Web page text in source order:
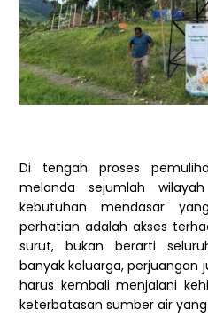
Di tengah proses
melanda sejumlah
kebutuhan mendasar
perhatian adalah akses
surut, bukan berarti
banyak keluarga, perjuangan
harus kembali menjalani
keterbatasan sumber air